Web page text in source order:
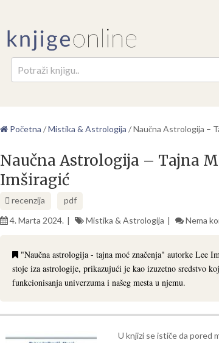
Početna /Mistika & Astrologija /Naučna Astrologija –
Naučna Astrologija – Tajna
Imširagić
recenzija
pdf
4. Marta 2024.
Mistika & Astrologija Nema
"Naučna astrologija - tajna moć značenja" autorke Lee
stoje iza astrologije, prikazujući je kao izuzetno sredstvo
funkcionisanja univerzuma i našeg mesta u njemu.
U knjizi se ističe da pored